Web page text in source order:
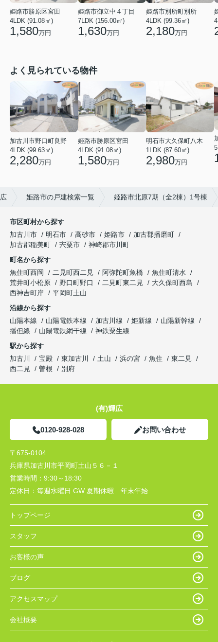
姫路市勝原区宮田
4LDK (91.08㎡)
1,580万円
姫路市御立中４丁目
7LDK (156.00㎡)
1,630万円
姫路市別所町別所
4LDK (99.36㎡)
2,180万円
よく見られている物件
加古川市野口町良野
4LDK (99.63㎡)
2,280万円
姫路市勝原区宮田
4LDK (91.08㎡)
1,580万円
明石市大久保町八木
1LDK (87.60㎡)
2,980万円
姫路市の戸建検索一覧 姫路市北原7期（全2棟）1号棟
市区町村から探す
加古川市
明石市 高砂市 姫路市
加古郡播磨町
加古郡稲美町
宍粟市
神崎郡市川町
町名から探す
魚住町西岡
二見町西二見 阿弥陀町魚橋
魚住町清水
荒井町小松原
野口町野口 二見町東二見
大久保町西島
西神吉町岸
平岡町土山
沿線から探す
山陽本線
山陽電鉄本線 加古川線 姫新線
山陽新幹線
播但線
山陽電鉄網干線
神鉄粟生線
駅から探す
加古川
宝殿 東加古川 土山 浜の宮 魚住
東二見
西二見
曽根 別府
(有)輝広
0120-928-028 お問い合わせ
〒675-0104
兵庫県加古川市平岡町土山５６－１
営業時間： 9:30～18:30
定休日： 毎週水曜日 GW 夏期休暇 年末年始
トップページ
スタッフ
お客様の声
ブログ
アクセスマップ
会社概要